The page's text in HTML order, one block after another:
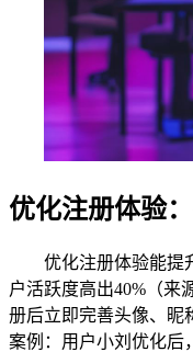
优化注册体验
优化注册体验能提
户活跃度高出40%（来
册后立即完善头像、昵
案例：用户小刘优化后